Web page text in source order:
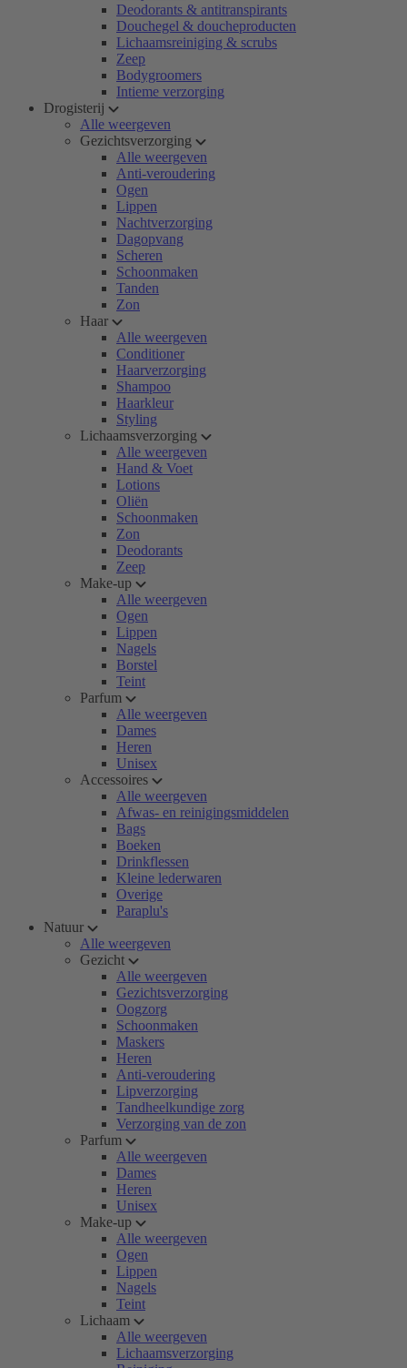
Deodorants & antitranspirants
Douchegel & doucheproducten
Lichaamsreiniging & scrubs
Zeep
Bodygroomers
Intieme verzorging
Drogisterij
Alle weergeven
Gezichtsverzorging
Alle weergeven
Anti-veroudering
Ogen
Lippen
Nachtverzorging
Dagopvang
Scheren
Schoonmaken
Tanden
Zon
Haar
Alle weergeven
Conditioner
Haarverzorging
Shampoo
Haarkleur
Styling
Lichaamsverzorging
Alle weergeven
Hand & Voet
Lotions
Oliën
Schoonmaken
Zon
Deodorants
Zeep
Make-up
Alle weergeven
Ogen
Lippen
Nagels
Borstel
Teint
Parfum
Alle weergeven
Dames
Heren
Unisex
Accessoires
Alle weergeven
Afwas- en reinigingsmiddelen
Bags
Boeken
Drinkflessen
Kleine lederwaren
Overige
Paraplu's
Natuur
Alle weergeven
Gezicht
Alle weergeven
Gezichtsverzorging
Oogzorg
Schoonmaken
Maskers
Heren
Anti-veroudering
Lipverzorging
Tandheelkundige zorg
Verzorging van de zon
Parfum
Alle weergeven
Dames
Heren
Unisex
Make-up
Alle weergeven
Ogen
Lippen
Nagels
Teint
Lichaam
Alle weergeven
Lichaamsverzorging